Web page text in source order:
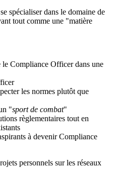
spécialiser dans le domaine de
tout comme une "matière
Compliance Officer dans une
les normes plutôt que
"sport de combat"
règlementaires tout en
à devenir Compliance
personnels sur les réseaux